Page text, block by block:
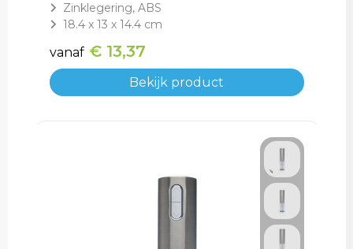
Zinklegering, ABS
18.4 x 13 x 14.4 cm
vanaf € 13,37
Bekijk product